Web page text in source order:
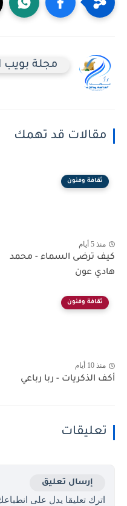
مجلة بويب
مقالات قد تهمك
ثقافة وفنون
منذ 5 أيام
كيف ترضى السماء - محمد
هادي عون
ثقافة وفنون
منذ 10 أيام
أكف الذكريات - ربا رباعي
تعليقات
إرسال تعليق
اترك تعليقا يدل على